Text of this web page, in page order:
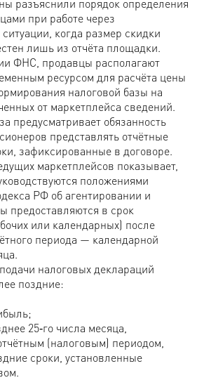
разъяснили порядок определения
при работе через
когда размер скидки
лишь из отчёта площадки.
ФНС, продавцы располагают
ресурсом для расчёта цены
налоговой базы на
от маркетплейса сведений.
предусматривает обязанность
представлять отчётные
зафиксированные в договоре.
маркетплейсов показывает,
положениями
РФ об агентировании и
предоставляются в срок
или календарных) после
периода — календарной
налоговых деклараций
поздние:
25‑го числа месяца,
(налоговым) периодом,
сроки, установленные